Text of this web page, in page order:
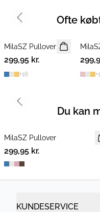
Ofte
NYHED
2 FOR 500 DKK
MilaSZ Pullover
299,95 kr.
+16
2
+
Previous slide
Du kan
NYHED
2 FOR 500 DKK
MilaSZ Pullover
299,95 kr.
Previous slide
KUNDESERVICE